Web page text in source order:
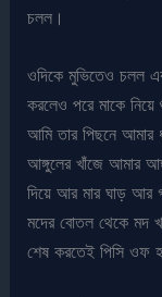
চলল।
ওদিকে মুভিতেও চলল
করলেও পরে মাকে
আমি তার পিছনে আমার
আঙ্গুলের খাঁজে আমার
দিয়ে আর মার ঘাড় আর
মদের বোতল থেকে মদ
শেষ করতেই পিসি ওফ